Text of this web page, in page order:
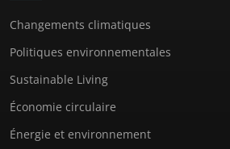
Changements climatiques
Politiques environnementales
Sustainable Living
Économie circulaire
Énergie et environnement